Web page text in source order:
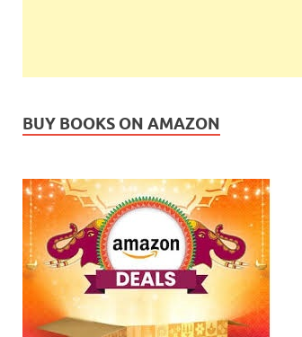
BUY BOOKS ON AMAZON